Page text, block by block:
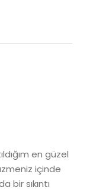
en güzel
içinde
bir sıkıntı